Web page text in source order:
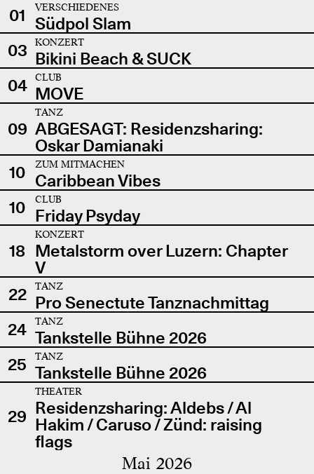
01
VERSCHIEDENES
Südpol Slam
03
KONZERT
Bikini Beach & SUCK
04
CLUB
MOVE
09
TANZ
ABGESAGT: Residenzsharing:
Oskar Damianaki
10
ZUM MITMACHEN
Caribbean Vibes
10
CLUB
Friday Psyday
18
KONZERT
Metalstorm over Luzern: Chapter
V
22
TANZ
Pro Senectute Tanznachmittag
24
TANZ
Tankstelle Bühne 2026
25
TANZ
Tankstelle Bühne 2026
29
THEATER
Residenzsharing: Aldebs / Al
Hakim / Caruso / Zünd: raising
flags
Mai 2026